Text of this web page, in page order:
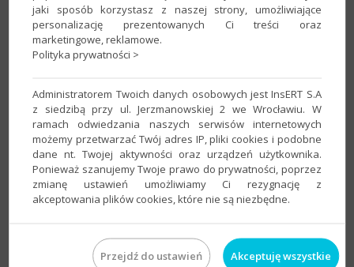
jaki sposób korzystasz z naszej strony, umożliwiające
personalizację prezentowanych Ci treści oraz
marketingowe, reklamowe.
Polityka prywatności >
Administratorem Twoich danych osobowych jest InsERT S.A
z siedzibą przy ul. Jerzmanowskiej 2 we Wrocławiu. W
ramach odwiedzania naszych serwisów internetowych
możemy przetwarzać Twój adres IP, pliki cookies i podobne
dane nt. Twojej aktywności oraz urządzeń użytkownika.
Ponieważ szanujemy Twoje prawo do prywatności, poprzez
zmianę ustawień umożliwiamy Ci rezygnację z
akceptowania plików cookies, które nie są niezbędne.
Przejdź do ustawień Akceptuję wszystkie